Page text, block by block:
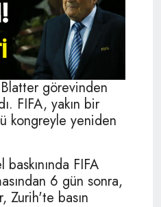
Blatter görevinden
FIFA, yakın bir
kongreyle yeniden
FIFA
6 gün sonra,
Zurih'te basın